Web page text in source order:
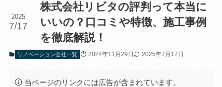
株式会社リビタの評判って本当に
いいの？口コミや特徴、施工事例
を徹底解説！
2025
7/17
リノベーション会社一覧 2024年11月29日 2025年7月17日
当ページのリンクには広告が含まれています。